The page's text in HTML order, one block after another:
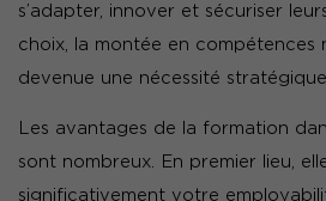
s’adapter, innover et sécuriser
choix, la montée en compétences
devenue une nécessité
Les avantages de la formation
sont nombreux. En premier lieu,
significativement votre